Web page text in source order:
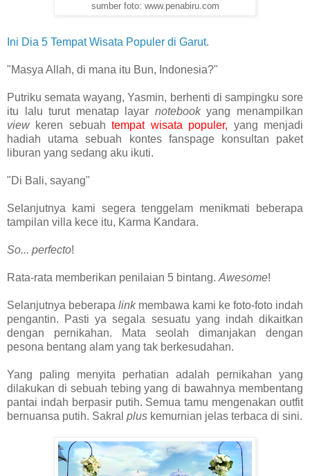
sumber foto: www.penabiru.com
Ini Dia 5 Tempat Wisata Populer di Garut.
"Masya Allah, di mana itu Bun, Indonesia?"
Putriku semata wayang, Yasmin, berhenti di sampingku sore
itu lalu turut menatap layar notebookyang menampilkan
viewkeren sebuahtempat wisata populer, yang menjadi
hadiah utama sebuah kontes fanspage konsultan paket
liburan yang sedang aku ikuti.
"Di Bali, sayang"
Selanjutnya kami segera tenggelam menikmati beberapa
tampilan villa kece itu, Karma Kandara.
So... perfecto!
Rata-rata memberikan penilaian 5 bintang. Awesome!
Selanjutnya beberapa linkmembawa kami ke foto-foto indah
pengantin. Pasti ya segala sesuatu yang indah dikaitkan
dengan pernikahan. Mata seolah dimanjakan dengan
pesona bentang alam yang tak berkesudahan.
Yang paling menyita perhatian adalah pernikahan yang
dilakukan di sebuah tebing yang di bawahnya membentang
pantai indah berpasir putih. Semua tamu mengenakan outfit
bernuansa putih. Sakral plus kemurnian jelas terbaca di sini.